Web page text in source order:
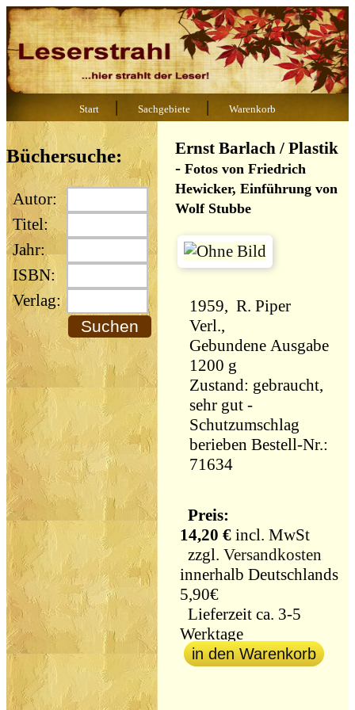
Start | Sachgebiete | Warenkorb
Büchersuche:
Autor:
Titel:
Jahr:
ISBN:
Verlag:
Ernst Barlach / Plastik
-Fotos von Friedrich
Hewicker, Einführung von
Wolf Stubbe
1959, R. Piper
Verl.,
Gebundene Ausgabe
1200 g
Zustand: gebraucht,
sehr gut -
Schutzumschlag
berieben Bestell-Nr.:
71634
Preis:
14,20 € incl. MwSt
zzgl.Versandkosten
innerhalb Deutschlands
5,90€
Lieferzeit ca. 3-5
Werktage
in den Warenkorb